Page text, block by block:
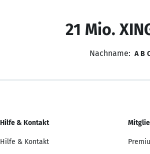
21 Mio.
Nachname: A B
Hilfe & Kontakt
Hilfe & Kontakt